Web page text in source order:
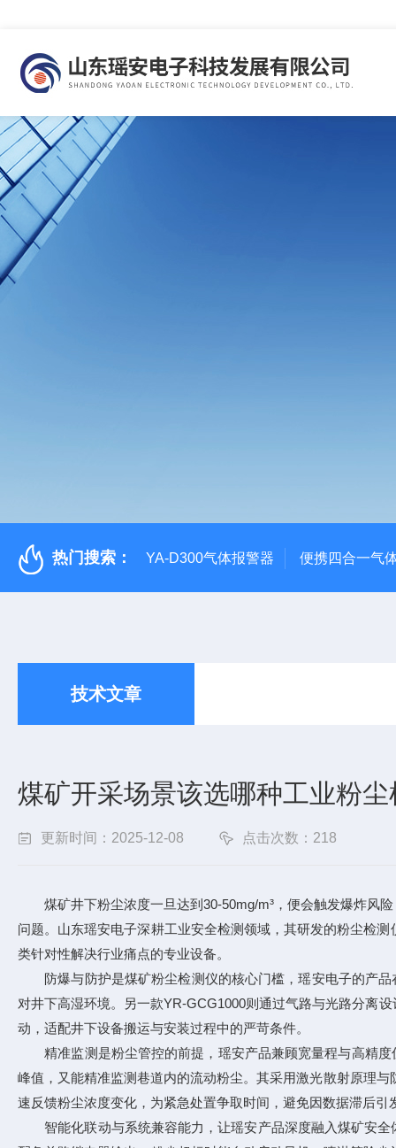
热门搜索： YA-D300气体报警器 便携四合一气
技术文章
煤矿开采场景该选哪种工业粉
更新时间：2025-12-08 点击次数：218
煤矿井下粉尘浓度一旦达到30-50mg/m³，便会触发爆炸风险
问题。山东瑶安电子深耕工业安全检测领域，其研发的粉尘检
类针对性解决行业痛点的专业设备。
防爆与防护是煤矿粉尘检测仪的核心门槛，瑶安电子的产品
对井下高湿环境。另一款YR-GCG1000则通过气路与光路分离
动，适配井下设备搬运与安装过程中的严苛条件。
精准监测是粉尘管控的前提，瑶安产品兼顾宽量程与高精度
峰值，又能精准监测巷道内的流动粉尘。其采用激光散射原理
速反馈粉尘浓度变化，为紧急处置争取时间，避免因数据滞后引
智能化联动与系统兼容能力，让瑶安产品深度融入煤矿安全